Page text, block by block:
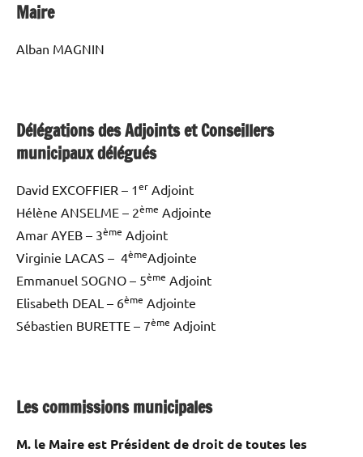
Maire
Alban MAGNIN
Délégations des Adjoints et Conseillers
municipaux délégués
David EXCOFFIER – 1er Adjoint
Hélène ANSELME – 2ème Adjointe
Amar AYEB – 3ème Adjoint
Virginie LACAS – 4èmeAdjointe
Emmanuel SOGNO – 5ème Adjoint
Elisabeth DEAL – 6ème Adjointe
Sébastien BURETTE – 7ème Adjoint
Les commissions municipales
M. le Maire est Président de droit de toutes les